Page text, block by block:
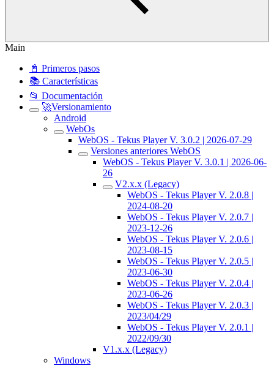
Main
📓 Primeros pasos
📚 Características
📂 Documentación
🚀Versionamiento
Android
WebOs
WebOS - Tekus Player V. 3.0.2 | 2026-07-29
Versiones anteriores WebOS
WebOS - Tekus Player V. 3.0.1 | 2026-06-
26
V2.x.x (Legacy)
WebOS - Tekus Player V. 2.0.8 |
2024-08-20
WebOS - Tekus Player V. 2.0.7 |
2023-12-26
WebOS - Tekus Player V. 2.0.6 |
2023-08-15
WebOS - Tekus Player V. 2.0.5 |
2023-06-30
WebOS - Tekus Player V. 2.0.4 |
2023-06-26
WebOS - Tekus Player V. 2.0.3 |
2023/04/29
WebOS - Tekus Player V. 2.0.1 |
2022/09/30
V1.x.x (Legacy)
Windows